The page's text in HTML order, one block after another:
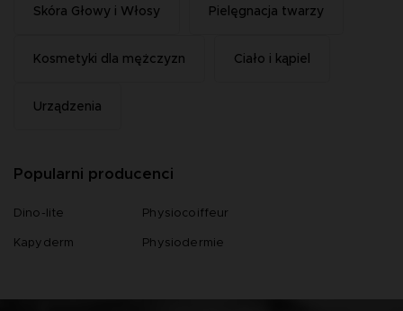
Skóra Głowy i Włosy Pielęgnacja twarzy
Kosmetyki dla mężczyzn Ciało i kąpiel
Urządzenia
Popularni producenci
Dino-lite
Kapyderm
Physiocoiffeur
Physiodermie